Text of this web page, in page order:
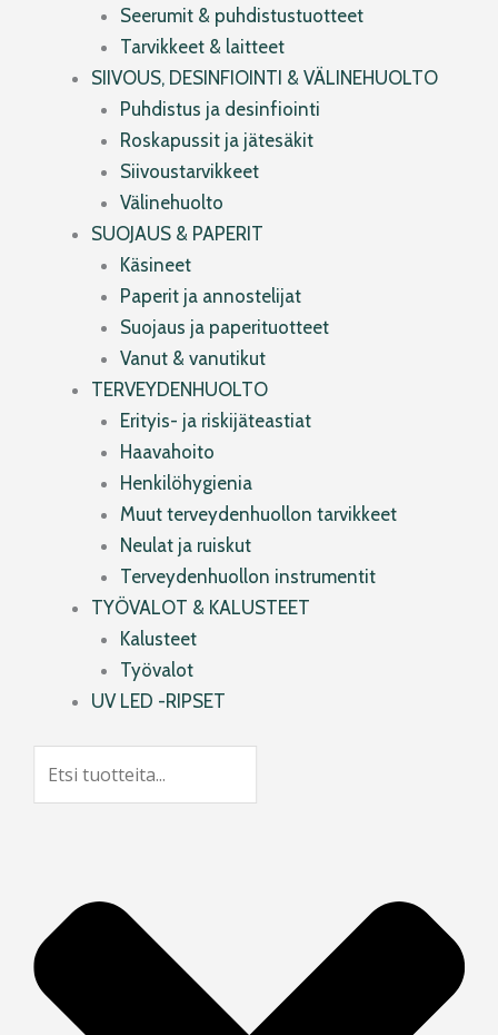
Seerumit & puhdistustuotteet
Tarvikkeet & laitteet
SIIVOUS, DESINFIOINTI & VÄLINEHUOLTO
Puhdistus ja desinfiointi
Roskapussit ja jätesäkit
Siivoustarvikkeet
Välinehuolto
SUOJAUS & PAPERIT
Käsineet
Paperit ja annostelijat
Suojaus ja paperituotteet
Vanut & vanutikut
TERVEYDENHUOLTO
Erityis- ja riskijäteastiat
Haavahoito
Henkilöhygienia
Muut terveydenhuollon tarvikkeet
Neulat ja ruiskut
Terveydenhuollon instrumentit
TYÖVALOT & KALUSTEET
Kalusteet
Työvalot
UV LED -RIPSET